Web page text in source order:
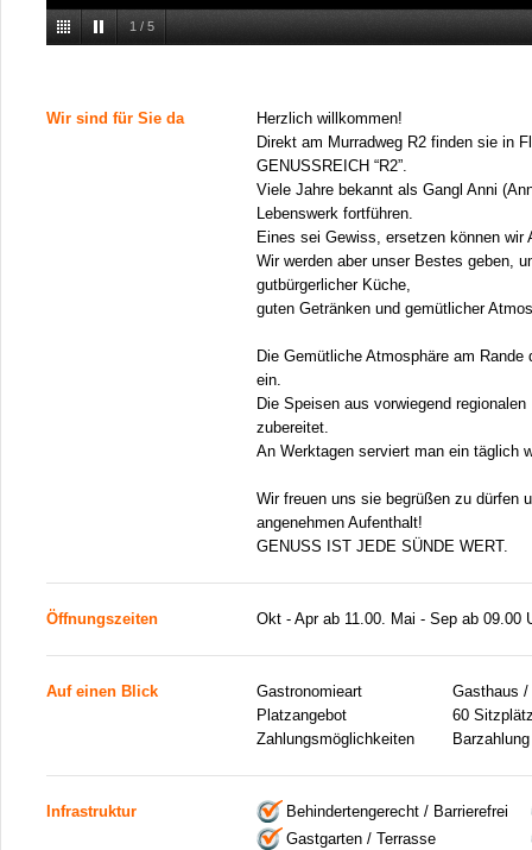
1 / 5
Wir sind für Sie da
Herzlich willkommen!
Direkt am Murradweg R2 finden sie in
GENUSSREICH “R2”.
Viele Jahre bekannt als Gangl Anni
Lebenswerk fortführen.
Eines sei Gewiss, ersetzen können wir
Wir werden aber unser Bestes geben,
gutbürgerlicher Küche,
guten Getränken und gemütlicher
Die Gemütliche Atmosphäre am
ein.
Die Speisen aus vorwiegend
zubereitet.
An Werktagen serviert man ein täglich
Wir freuen uns sie begrüßen zu dürfen
angenehmen Aufenthalt!
GENUSS IST JEDE SÜNDE WERT.
Öffnungszeiten Okt - Apr ab 11.00. Mai - Sep ab 09.00
Auf einen Blick Gastronomieart
Gasthaus /
Platzangebot
60
Zahlungsmöglichkeiten
Barzahlung
Infrastruktur
Behindertengerecht / Barrierefrei
Gastgarten / Terrasse